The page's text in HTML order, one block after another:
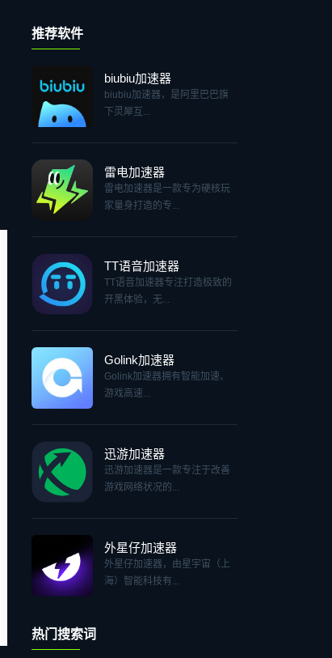
推荐软件
biubiu加速器
biubiu加速器，是阿里巴巴旗
下灵犀互...
雷电加速器
雷电加速器是一款专为硬核玩
家量身打造的专...
TT语音加速器
TT语音加速器专注打造极致的
开黑体验，无...
Golink加速器
Golink加速器拥有智能加速、
游戏高速...
迅游加速器
迅游加速器是一款专注于改善
游戏网络状况的...
外星仔加速器
外星仔加速器，由星宇宙（上
海）智能科技有...
热门搜索词